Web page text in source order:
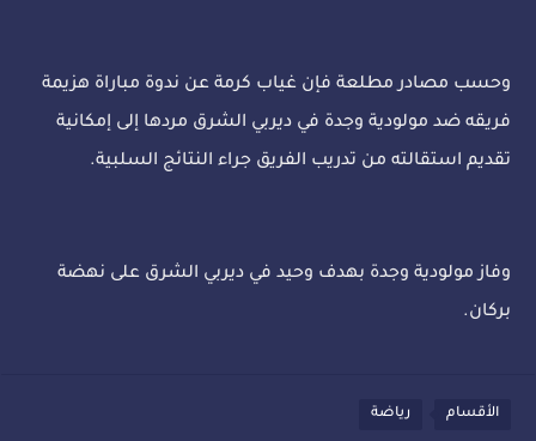
وحسب مصادر مطلعة فإن غياب كرمة عن ندوة مباراة هزيمة
فريقه ضد مولودية وجدة في ديربي الشرق مردها إلى إمكانية
تقديم استقالته من تدريب الفريق جراء النتائج السلبية.
وفاز مولودية وجدة بهدف وحيد في ديربي الشرق على نهضة
بركان.
الأقسام رياضة